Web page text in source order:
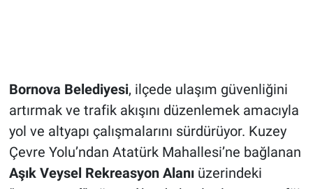
Bornova Belediyesi, ilçede ulaşım güvenliğini
artırmak ve trafik akışını düzenlemek amacıyla
yol ve altyapı çalışmalarını sürdürüyor. Kuzey
Çevre Yolu’ndan Atatürk Mahallesi’ne bağlanan
Aşık Veysel Rekreasyon Alanıüzerindeki